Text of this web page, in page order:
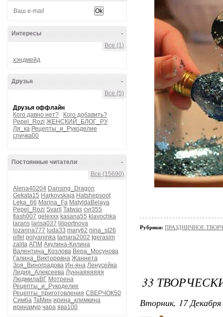
-
Интересы
Все (1)
хэндмейд
-
Друзья
Все (5)
Друзья оффлайн
Кого давно нет?
Кого добавить?
Pepel_Rozi ЖЕНСКИЙ_БЛОГ_РУ
Ля_ка Рецепты_и_Рукоделие
спичка00
-
Постоянные читатели
Все (15690)
Alena40204 Dansing_Dragon
Gekata15 Harkovskaja Hatshepsoot
Leka_66 Marina_Fa MatyldaBelaya
Pepel_Rozi Svaril Tatwas cvr355
flash007 gelexxx kasana55 klavochka
larans larisa037 liliportnova
lozanna777 luda33 mary62 nina_st26
olfel polyaninka tamara2002 tgerasim
zalita АПМ Акулина-Килина
Валентина_Козлова Вера_Мосунова
Галина_Викторовна Жаннета
Зоя_Виноградова Ин-яна Ленусейка
Лидия_Алексеева Луннаяяяяяя
ЛюдмилаВГ Мотрена
Рецепты_и_Рукоделие
Рецепты_приготовления СВЕРЧОК50
Симба ТаМин ирина_климкина
иринамур чара ява100
Рубрики: ПРАЗДНИЧНОЕ
33
Вторник, 17